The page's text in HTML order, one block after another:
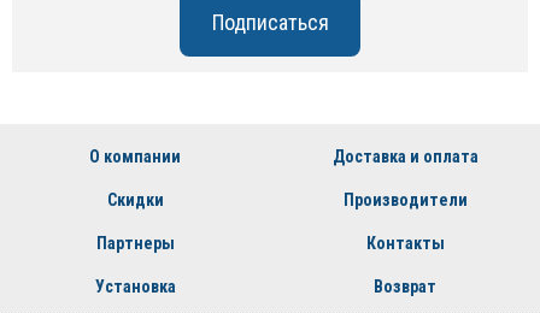
О компании Доставка и оплата
Скидки Производители
Партнеры Контакты
Установка Возврат